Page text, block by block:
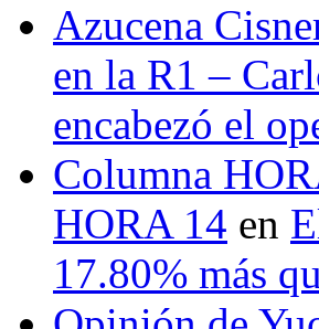
Azucena
en la R1 –
encabezó el
Columna
HORA 14 en
17.80% más